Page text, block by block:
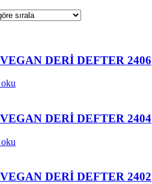
sıralandı
DERİ DEFTER 2406
oku
DERİ DEFTER 2404
oku
DERİ DEFTER 2402